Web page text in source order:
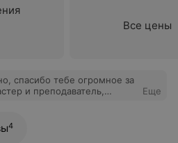
Все цены
спасибо тебе огромное за
и преподаватель,
Еще
4